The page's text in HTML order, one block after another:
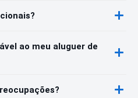
ao meu aluguer de